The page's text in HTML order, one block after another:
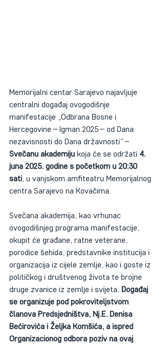
Memorijalni centar Sarajevo najavljuje
centralni događaj ovogodišnje
manifestacije „Odbrana Bosne i
Hercegovine – Igman 2025 – od Dana
nezavisnosti do Dana državnosti“ –
Svečanu akademiju koja će se održati 4.
juna 2025. godine s početkom u 20:30
sati , u vanjskom amfiteatru Memorijalnog
centra Sarajevo na Kovačima.
Svečana akademija, kao vrhunac
ovogodišnjeg programa manifestacije,
okupit će građane, ratne veterane,
porodice šehida, predstavnike institucija i
organizacija iz cijele zemlje, kao i goste iz
političkog i društvenog života te brojne
druge zvanice iz zemlje i svijeta. Događaj
se organizuje pod pokroviteljstvom
članova Predsjedništva, Nj.E. Denisa
Bećirovića i Željka Komšića, a ispred
Organizacionog odbora poziv na ovaj